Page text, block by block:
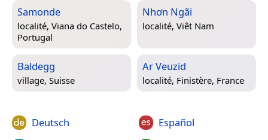
Samonde
localité, Viana do Castelo,
Portugal
Nhơn Ngãi
localité, Viêt Nam
Baldegg
village, Suisse
Ar Veuzid
localité, Finistère, France
Deutsch
Español